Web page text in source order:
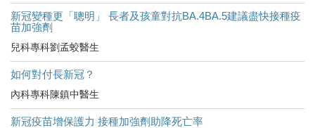
新冠變種更「聰明」 長者及孩童對抗BA.4BA.5建議盡快接種疫
苗加強劑
兒科專科劉孟蛟醫生
如何對付長新冠？
內科專科陳鎮中醫生
新冠疫苗增保護力 接種加強劑助降死亡率